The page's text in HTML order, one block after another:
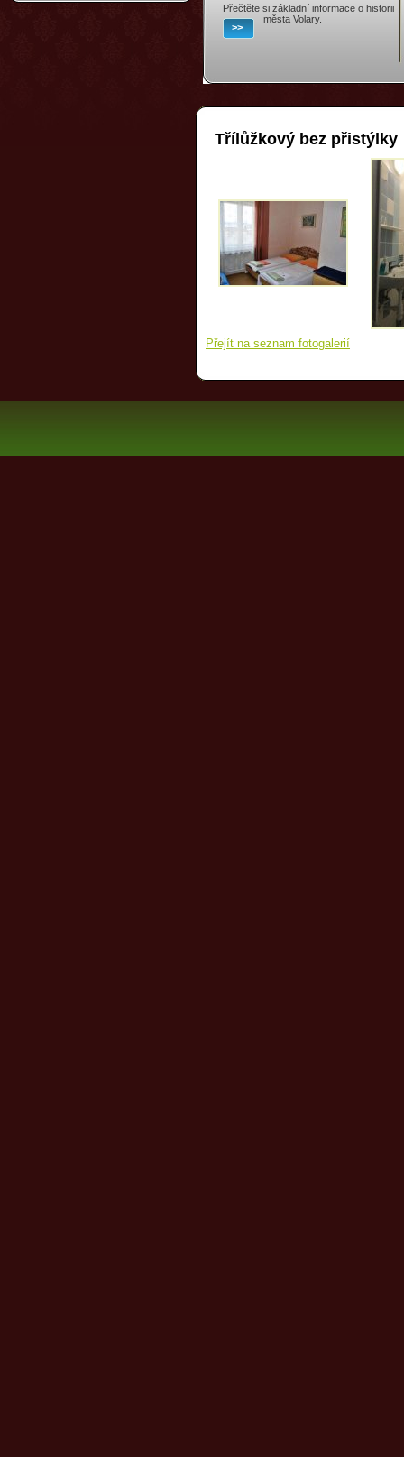
Přečtěte si základní informace o historii
města Volary.
>>
Třílůžkový bez přistýlky
Přejít na seznam fotogalerií